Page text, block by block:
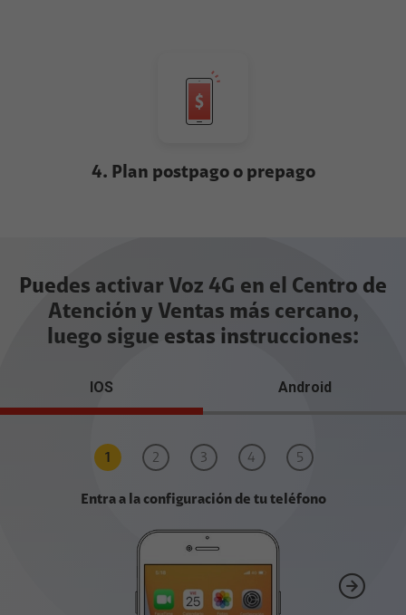
4. Plan postpago o prepago
Puedes activar Voz 4G en el Centro de
Atención y Ventas más cercano,
luego sigue estas instrucciones:
IOS Android
1 2 3 4 5
Entra a la configuración de tu teléfono